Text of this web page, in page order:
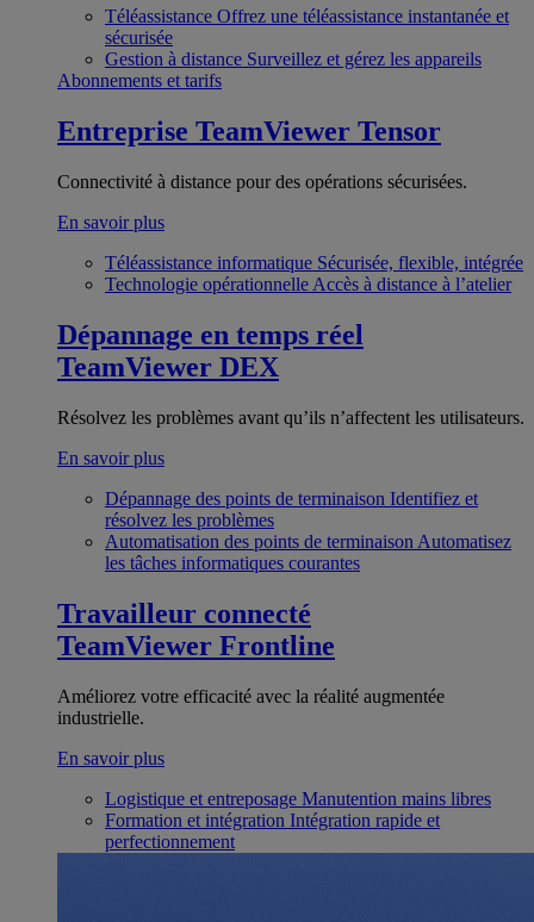
Téléassistance Offrez une téléassistance instantanée et
sécurisée
Gestion à distance Surveillez et gérez les appareils
Abonnements et tarifs
Entreprise TeamViewer Tensor
Connectivité à distance pour des opérations sécurisées.
En savoir plus
Téléassistance informatique Sécurisée, flexible, intégrée
Technologie opérationnelle Accès à distance à l’atelier
Dépannage en temps réel
TeamViewer DEX
Résolvez les problèmes avant qu’ils n’affectent les utilisateurs.
En savoir plus
Dépannage des points de terminaison Identifiez et
résolvez les problèmes
Automatisation des points de terminaison Automatisez
les tâches informatiques courantes
Travailleur connecté
TeamViewer Frontline
Améliorez votre efficacité avec la réalité augmentée
industrielle.
En savoir plus
Logistique et entreposage Manutention mains libres
Formation et intégration Intégration rapide et
perfectionnement